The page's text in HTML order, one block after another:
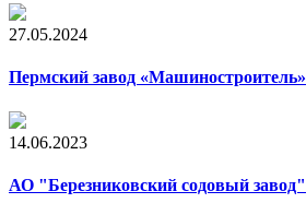
27.05.2024
Пермский завод «Машиностроитель»
14.06.2023
АО "Березниковский содовый завод"